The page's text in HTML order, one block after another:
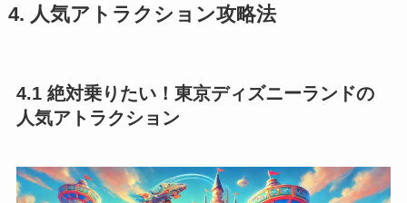
4. 人気アトラクション攻略法
4.1 絶対乗りたい！東京ディズニーランドの
人気アトラクション